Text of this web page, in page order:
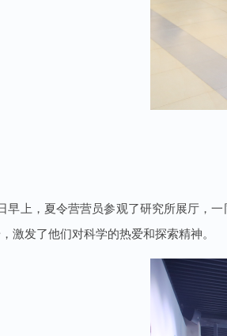
早上，夏令营营员参观了研究所展厅，
激发了他们对科学的热爱和探索精神。